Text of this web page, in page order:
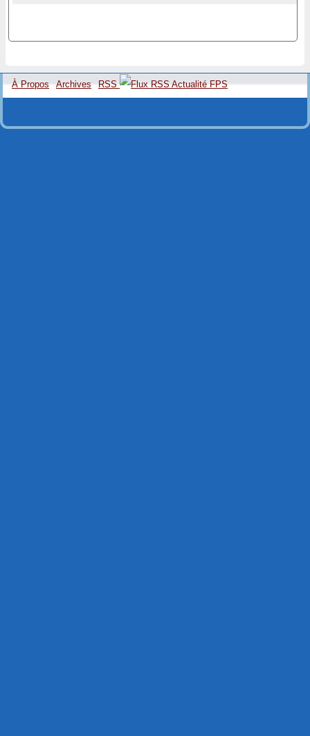
À Propos Archives RSS